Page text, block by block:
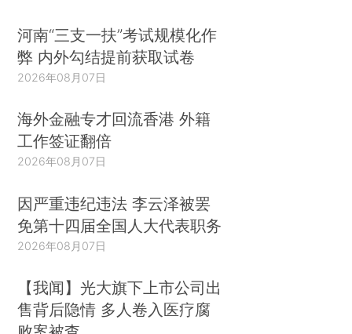
河南“三支一扶”考试规模化作
弊 内外勾结提前获取试卷
2026年08月07日
海外金融专才回流香港 外籍
工作签证翻倍
2026年08月07日
因严重违纪违法 李云泽被罢
免第十四届全国人大代表职务
2026年08月07日
【我闻】光大旗下上市公司出
售背后隐情 多人卷入医疗腐